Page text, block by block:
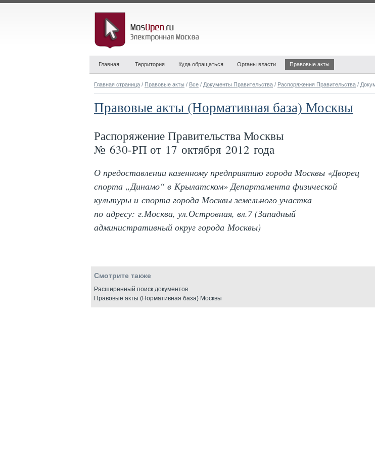
Главная Территория Куда обращаться Органы власти Правовые акты
Главная страница / Правовые акты / Все / Документы Правительства / Распоряжения Правительства /
Правовые акты (Нормативная база) Москвы
Распоряжение Правительства Москвы
№ 630-РП от 17 октября 2012 года
О предоставлении казенному предприятию города Москвы «Дворец
спорта „Динамо“ в Крылатском» Департамента физической
культуры и спорта города Москвы земельного участка
по адресу: г.Москва, ул.Островная, вл.7 (Западный
административный округ города Москвы)
Смотрите также
Расширенный поиск документов
Правовые акты (Нормативная база) Москвы